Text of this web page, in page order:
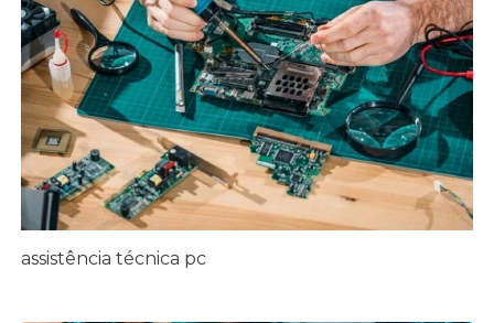
assistência técnica pc